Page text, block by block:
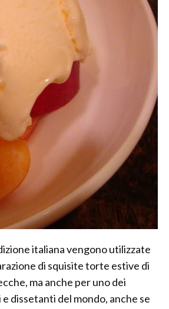
italiana vengono utilizzate
di squisite torte estive di
ma anche per uno dei
dissetanti del mondo, anche se